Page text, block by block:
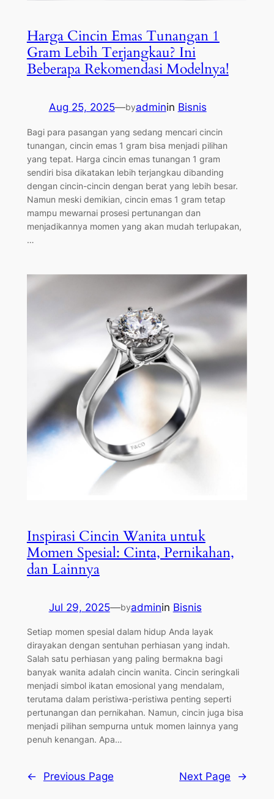
Harga Cincin Emas Tunangan 1
Gram Lebih Terjangkau? Ini
Beberapa Rekomendasi Modelnya!
Aug 25, 2025—byadminin Bisnis
Bagi para pasangan yang sedang mencari cincin
tunangan, cincin emas 1 gram bisa menjadi pilihan
yang tepat. Harga cincin emas tunangan 1 gram
sendiri bisa dikatakan lebih terjangkau dibanding
dengan cincin-cincin dengan berat yang lebih besar.
Namun meski demikian, cincin emas 1 gram tetap
mampu mewarnai prosesi pertunangan dan
menjadikannya momen yang akan mudah terlupakan,
…
Inspirasi Cincin Wanita untuk
Momen Spesial: Cinta, Pernikahan,
dan Lainnya
Jul 29, 2025—byadminin Bisnis
Setiap momen spesial dalam hidup Anda layak
dirayakan dengan sentuhan perhiasan yang indah.
Salah satu perhiasan yang paling bermakna bagi
banyak wanita adalah cincin wanita. Cincin seringkali
menjadi simbol ikatan emosional yang mendalam,
terutama dalam peristiwa-peristiwa penting seperti
pertunangan dan pernikahan. Namun, cincin juga bisa
menjadi pilihan sempurna untuk momen lainnya yang
penuh kenangan. Apa…
← Previous Page Next Page →